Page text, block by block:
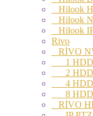
Hilook
Hilook
Hilook
Rivo
RİVO
1 HDD
2 HDD
4 HDD
8 HDD
RİVO